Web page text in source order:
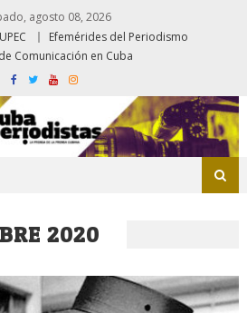
agosto 08, 2026
Efemérides del Periodismo
Comunicación en Cuba
2020